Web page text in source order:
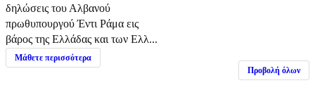
δηλώσεις του Αλβανού
πρωθυπουργού Έντι Ράμα εις
βάρος της Ελλάδας και των Ελλ...
Μάθετε περισσότερα
Προβολή όλων